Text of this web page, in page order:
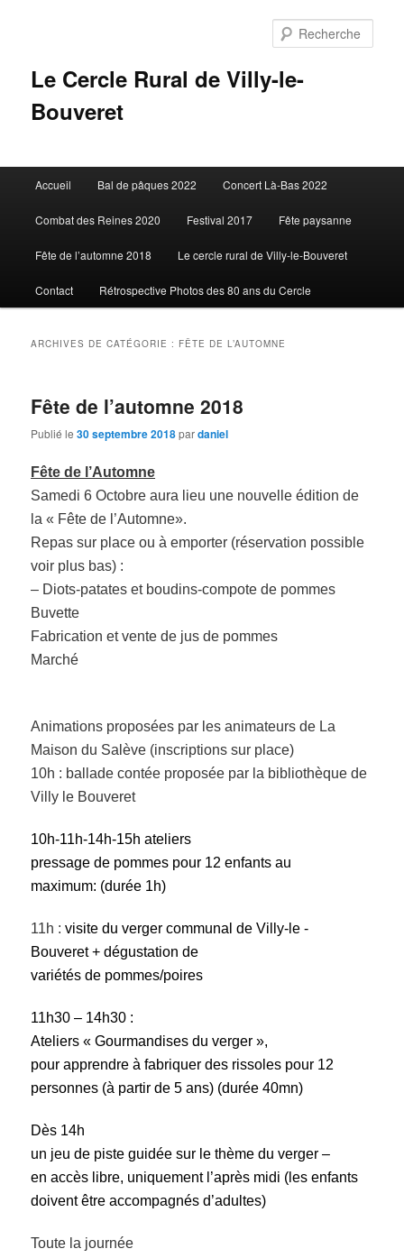
Le Cercle Rural de Villy-le-
Bouveret
principal
Accueil Bal de pâques 2022 Concert Là-Bas 2022
Combat des Reines 2020 Festival 2017 Fête paysanne
Fête de l’automne 2018 Le cercle rural de Villy-le-Bouveret
Contact Rétrospective Photos des 80 ans du Cercle
ARCHIVES DE CATÉGORIE : FÊTE DE L’AUTOMNE
Fête de l’automne 2018
Publié le30 septembre 2018pardaniel
Fête de l’Automne
Samedi 6 Octobre aura lieu une nouvelle édition de
la « Fête de l’Automne».
Repas sur place ou à emporter (réservation possible
voir plus bas) :
– Diots-patates et boudins-compote de pommes
Buvette
Fabrication et vente de jus de pommes
Marché
Animations proposées par les animateurs de La
Maison du Salève (inscriptions sur place)
10h : ballade contée proposée par la bibliothèque de
Villy le Bouveret
10h-11h-14h-15hateliers
pressage de pommes pour 12 enfants au
maximum: (durée 1h)
11h :visite du verger communal de Villy-le -
Bouveret + dégustation de
variétés de pommes/poires
11h30 – 14h30 :
Ateliers « Gourmandises du verger »,
pour apprendre à fabriquer des rissoles pour 12
personnes (à partir de 5 ans) (durée 40mn)
Dès 14h
un jeu de piste guidée sur le thème du verger –
en accès libre, uniquement l’après midi (les enfants
doivent être accompagnés d’adultes)
Toute la journée